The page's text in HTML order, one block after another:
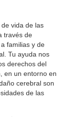
vida de las
través de
familias y de
Tu ayuda nos
derechos del
en un entorno en
cerebral son
de las